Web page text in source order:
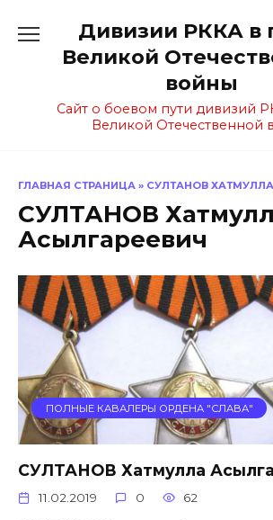
содержанию
Дивизии РККА в
Великой
войны
Сайт о боевом пути дивизий
Великой Отечественной
ГЛАВНАЯ СТРАНИЦА » СУЛТАНОВ
СУЛТАНОВ
Асылгареевич
ПОЛНЫЕ КАВАЛЕРЫ ОРДЕНА "СЛАВА"
СУЛТАНОВ Хатмулла
11.02.2019 0 62